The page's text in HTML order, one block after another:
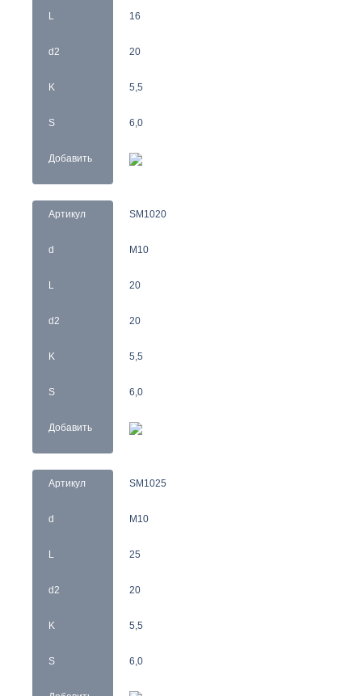
L
d2
K
S
Добавить
16
20
5,5
6,0
Артикул
d
L
d2
K
S
Добавить
SM1020
M10
20
20
5,5
6,0
Артикул
d
L
d2
K
S
SM1025
M10
25
20
5,5
6,0